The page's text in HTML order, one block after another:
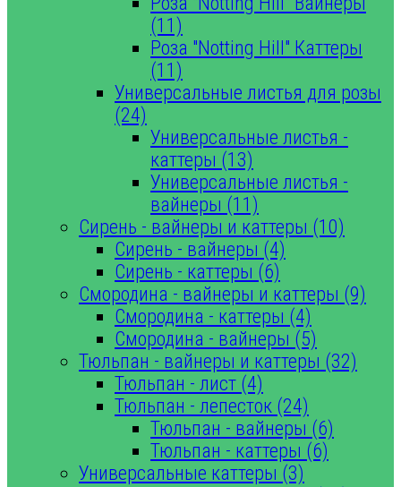
(11)
Роза "Notting Hill" Каттеры
(11)
Универсальные листья для розы
(24)
Универсальные листья -
каттеры (13)
Универсальные листья -
вайнеры (11)
Сирень - вайнеры и каттеры (10)
Сирень - вайнеры (4)
Сирень - каттеры (6)
Смородина - вайнеры и каттеры (9)
Смородина - каттеры (4)
Смородина - вайнеры (5)
Тюльпан - вайнеры и каттеры (32)
Тюльпан - лист (4)
Тюльпан - лепесток (24)
Тюльпан - вайнеры (6)
Тюльпан - каттеры (6)
Универсальные каттеры (3)